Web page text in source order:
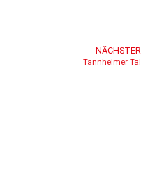
NÄCHSTER
Tannheimer Tal